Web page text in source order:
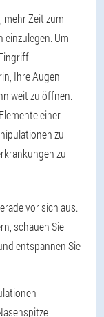
mehr Zeit zum
einzulegen. Um
Ihre Augen
weit zu öffnen.
einer
zu
zu
vor sich aus.
schauen Sie
entspannen Sie